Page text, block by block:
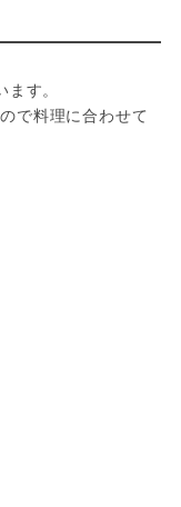
す。
で料理に合わせて